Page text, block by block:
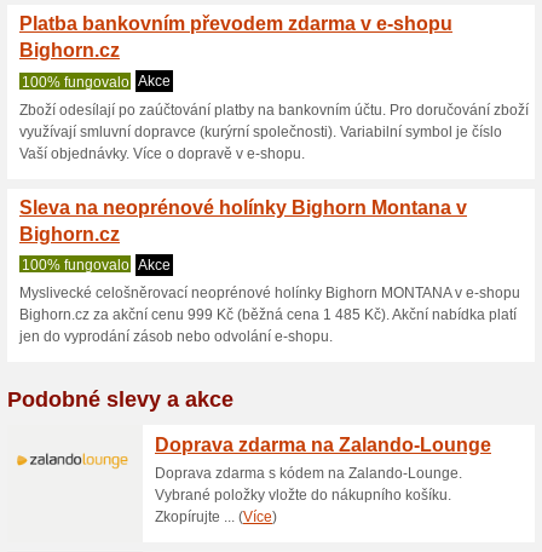
Aktuální slevy a
Slevový kupón 100
na BIGHO
Získejte slevu 100 Kč na
BIGHORN.cz. Stačí při